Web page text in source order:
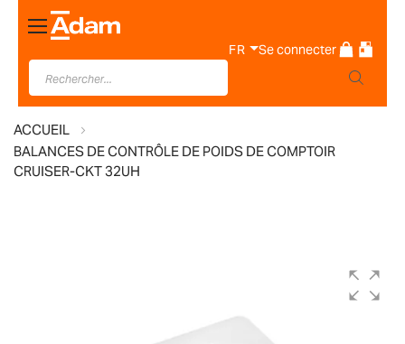
Basculer
la
navigation
FR Se connecter
ACCUEIL
BALANCES DE CONTRÔLE DE POIDS DE COMPTOIR
CRUISER-CKT 32UH